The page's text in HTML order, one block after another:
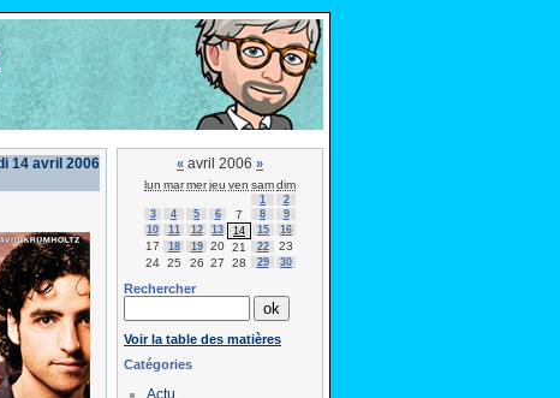
14 avril 2006 « avril 2006 »
lun marmerjeu ven samdim
1
2
3
4 5 6 7 8
9
10
11 12 13 14 15 16
17 18 19 20 21 22
23
24 25 26 27 28 29 30
Rechercher
Voir la table des matières
Catégories
Actu